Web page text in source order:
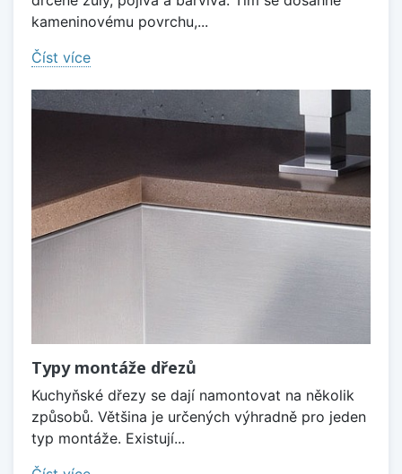
kameninovému povrchu,...
Číst více
Typy montáže dřezů
Kuchyňské dřezy se dají namontovat na několik
způsobů. Většina je určených výhradně pro jeden
typ montáže. Existují...